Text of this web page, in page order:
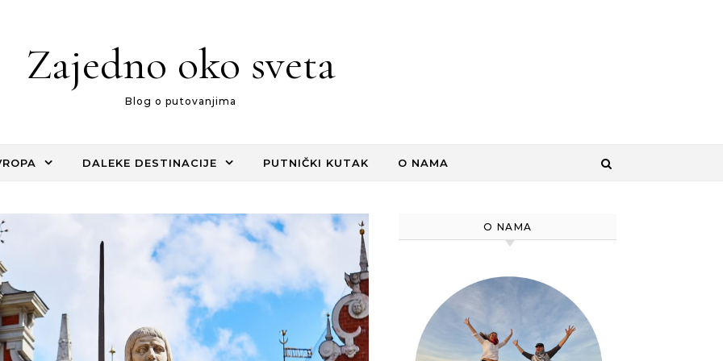
Zajedno oko sveta
Blog o putovanjima
DALEKE DESTINACIJE PUTNIČKI KUTAK O NAMA
O NAMA